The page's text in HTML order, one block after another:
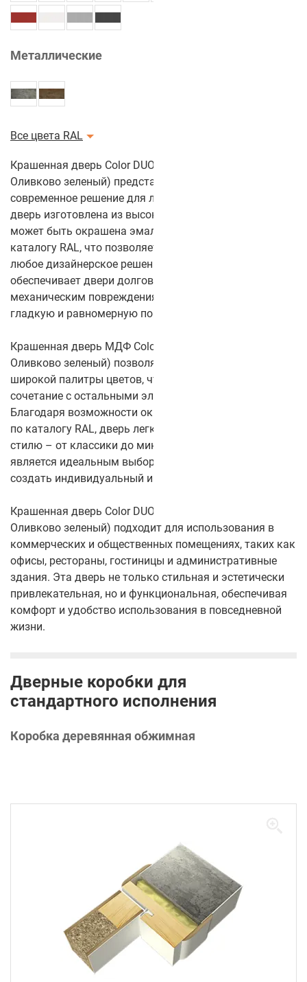
Металлические
Все цвета RAL
Крашенная дверь Color DUO 2-2 (Цвет полотна:
Оливково зеленый) представляет собой элегантное и
современное решение для любого интерьера. Эта
дверь изготовлена из высококачественного МДФ и
может быть окрашена эмалью в любой цвет по
каталогу RAL, что позволяет идеально вписать её в
любое дизайнерское решение. Окрашивание
обеспечивает двери долговечность и стойкость к
механическим повреждениям, а также придает ей
гладкую и равномерную поверхность.
Крашенная дверь МДФ Color DUO 2-2 (Цвет полотна:
Оливково зеленый) позволяет вам выбрать из
широкой палитры цветов, чтобы создать гармоничное
сочетание с остальными элементами интерьера.
Благодаря возможности окрашивания в любой цвет
по каталогу RAL, дверь легко адаптируется к любому
стилю – от классики до минимализма. Эта дверь
является идеальным выбором для тех, кто хочет
создать индивидуальный и уникальный интерьер.
Крашенная дверь Color DUO 2-2 (Цвет полотна:
Оливково зеленый) подходит для использования в
коммерческих и общественных помещениях, таких как
офисы, рестораны, гостиницы и административные
здания. Эта дверь не только стильная и эстетически
привлекательная, но и функциональная, обеспечивая
комфорт и удобство использования в повседневной
жизни.
Дверные коробки для
стандартного исполнения
Коробка деревянная обжимная